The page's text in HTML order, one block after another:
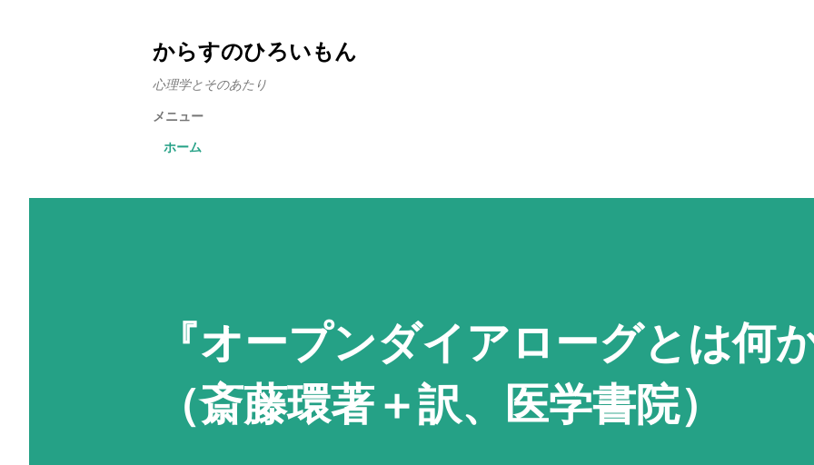
からすのひろいもん
心理学とそのあたり
メニュー
ホーム
『オープンダイアローグとは何
（斎藤環著＋訳、医学書院）